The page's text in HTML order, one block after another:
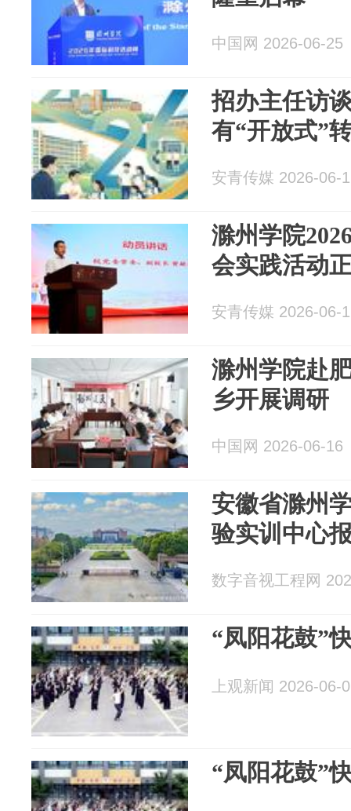
中国网 2026-06-25
招办主任访
有“开放式”
安青传媒 2026-06-
滁州学院
会实践活动
安青传媒 2026-06-
滁州学院赴
乡开展调研
中国网 2026-06-16
安徽省滁州
验实训中心
数字音视工程网
“凤阳花鼓”
上观新闻 2026-06-
“凤阳花鼓”